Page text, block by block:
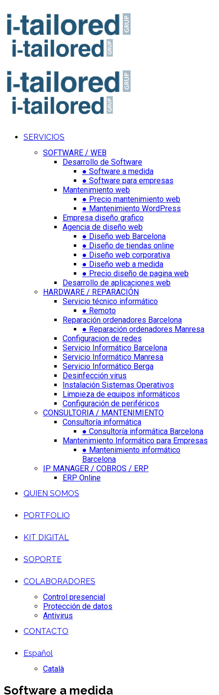
SERVICIOS
SOFTWARE / WEB
Desarrollo de Software
● Software a medida
● Software para empresas
Mantenimiento web
● Precio mantenimiento web
● Mantenimiento WordPress
Empresa diseño grafico
Agencia de diseño web
● Diseño web Barcelona
● Diseño de tiendas online
● Diseño web corporativa
● Diseño web a medida
● Precio diseño de pagina web
Desarrollo de aplicaciones web
HARDWARE / REPARACIÓN
Servicio técnico informático
● Remoto
Reparación ordenadores Barcelona
● Reparación ordenadores Manresa
Configuracion de redes
Servicio Informático Barcelona
Servicio Informático Manresa
Servicio Informático Berga
Desinfección virus
Instalación Sistemas Operativos
Limpieza de equipos informáticos
Configuración de periféricos
CONSULTORIA / MANTENIMIENTO
Consultoría informática
● Consultoría informática Barcelona
Mantenimiento Informático para Empresas
● Mantenimiento informático
Barcelona
IP MANAGER / COBROS / ERP
ERP Online
QUIEN SOMOS
PORTFOLIO
KIT DIGITAL
SOPORTE
COLABORADORES
Control presencial
Protección de datos
Antivirus
CONTACTO
Español
Català
Software a medida